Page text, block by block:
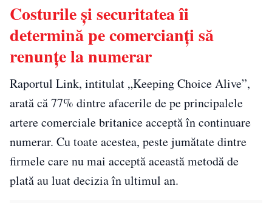
Costurile și securitatea îi
determină pe comercianți să
renunțe la numerar
Raportul Link, intitulat „Keeping Choice Alive”,
arată că 77% dintre afacerile de pe principalele
artere comerciale britanice acceptă în continuare
numerar. Cu toate acestea, peste jumătate dintre
firmele care nu mai acceptă această metodă de
plată au luat decizia în ultimul an.